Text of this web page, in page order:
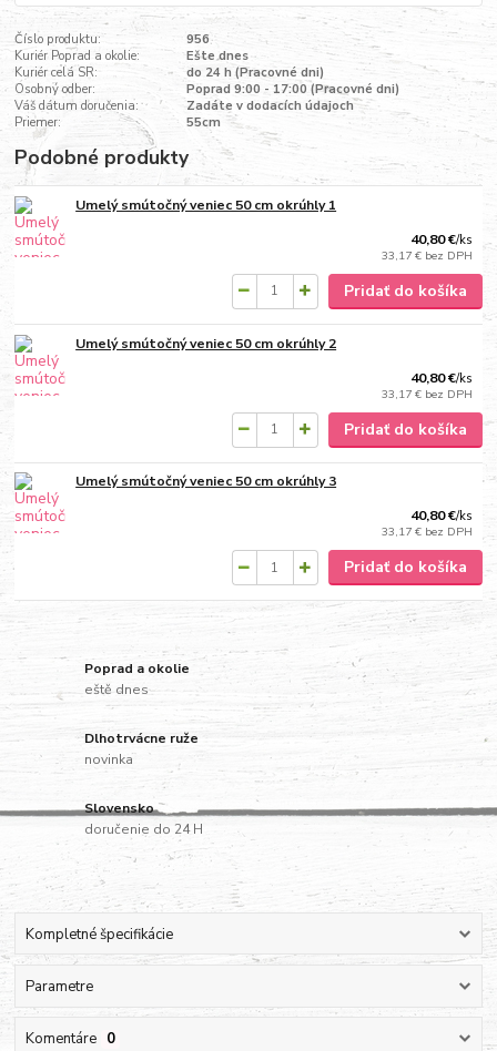
Číslo produktu:
956
Kuriér Poprad a okolie:
Ešte dnes
Kuriér celá SR:
do 24 h (Pracovné dni)
Osobný odber:
Poprad 9:00 - 17:00 (Pracovné dni)
Váš dátum doručenia:
Zadáte v dodacích údajoch
Priemer:
55cm
Podobné produkty
Umelý smútočný veniec 50 cm okrúhly 1
40,80 €/ks
33,17 € bez DPH
Pridať do košíka
Umelý smútočný veniec 50 cm okrúhly 2
40,80 €/ks
33,17 € bez DPH
Pridať do košíka
Umelý smútočný veniec 50 cm okrúhly 3
40,80 €/ks
33,17 € bez DPH
Pridať do košíka
Poprad a okolie
eště dnes
Dlhotrvácne ruže
novinka
Slovensko
doručenie do 24 H
Kompletné špecifikácie
Parametre
Komentáre 0